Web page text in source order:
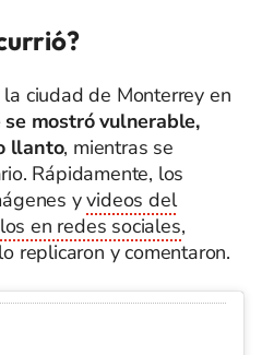
ciudad de Monterrey en
mostró vulnerable,
llanto, mientras se
Rápidamente, los
yvideos del
en redes sociales,
replicaron y comentaron.